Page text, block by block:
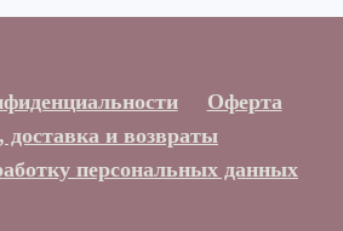
Оферта
доставка и возвраты
персональных данных